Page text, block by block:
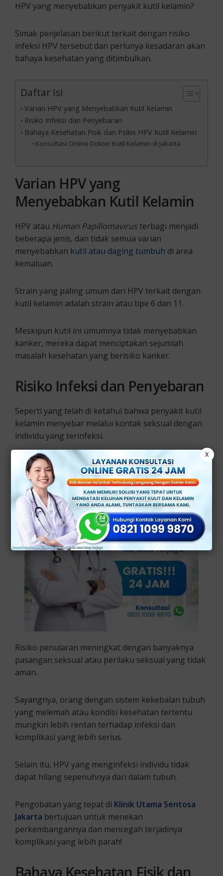
HPV yang menyebabkan penyakit kutil kelamin?
Simak penjelasan berikut terkait dengan risiko
infeksi HPV tersebut dan perlunya kesadaran akan
bahaya kesehatan yang ditimbulkan.
Daftar Isi
Varian HPV yang Menyebabkan Kutil Kelamin
Risiko Infeksi dan Penyebaran
Bahaya Kesehatan Fisik dan Psikis HPV Kutil Kelamin
Konsultasi Online Dokter Kutil Kelamin di Jakarta
Varian HPV yang
Menyebabkan Kutil Kelamin
HPV atau Human Papillomavirus terbagi menjadi
beberapa jenis, dan tidak semua varian
menyebabkan kutil atau daging tumbuh di area
kemaluan.
Strain yang paling umum dari HPV terkait dengan
kutil kelamin adalah strain atau tipe 6 dan 11.
Meskipun kutil ini umumnya tidak menyebabkan
kanker, mereka dapat menciptakan sejumlah
masalah kesehatan yang berisiko kanker.
Risiko Infeksi dan Penyebaran
Seperti yang telah di ketahui bahwa penyakit kutil
kelamin menyebar melalui kontak seksual dengan
individu yang terinfeksi.
Risiko penularan meningkat dengan banyaknya
pasangan seksual atau perilaku seksual yang tidak
aman.
Sayangnya, orang dengan sistem kekebalan tubuh
yang melemah atau kondisi kesehatan tertentu
mungkin lebih rentan terhadap infeksi dan
komplikasi yang lebih serius.
Selain itu, HPV yang menginfeksi individu tidak
dapat hilang sepenuhnya dari dalam tubuh.
Pengobatan yang tepat di Klinik Utama Sentosa
Jakarta bertujuan untuk menekan
perkembangannya dan mencegah terjadinya
komplikasi yang lebih parah!
Bahaya Kesehatan Fisik dan
X